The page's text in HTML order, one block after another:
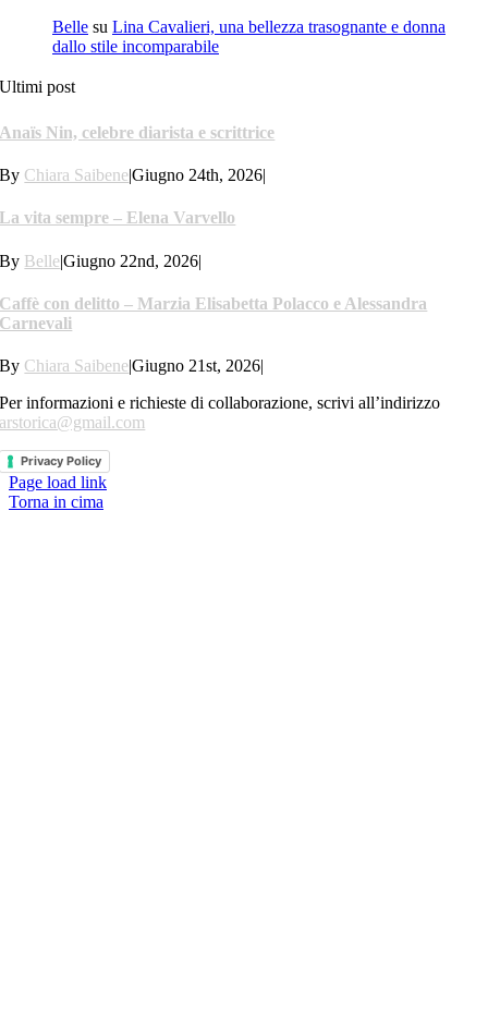
Belle su Lina Cavalieri, una bellezza trasognante e donna
dallo stile incomparabile
Ultimi post
Anaïs Nin, celebre diarista e scrittrice
By Chiara Saibene|Giugno 24th, 2026|
La vita sempre – Elena Varvello
By Belle|Giugno 22nd, 2026|
Caffè con delitto – Marzia Elisabetta Polacco e Alessandra
Carnevali
By Chiara Saibene|Giugno 21st, 2026|
Per informazioni e richieste di collaborazione, scrivi all’indirizzo
arstorica@gmail.com
Privacy Policy
Page load link
Torna in cima